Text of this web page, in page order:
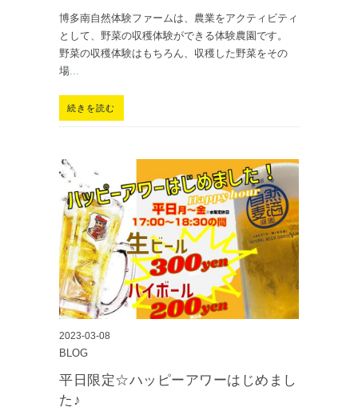
博多南自然体験ファームは、農業をアクティビティ
として、野菜の収穫体験ができる体験農園です。
野菜の収穫体験はもちろん、収穫した野菜をその
場...
続きを読む
2023-03-08
BLOG
平日限定☆ハッピーアワーはじめまし
た♪